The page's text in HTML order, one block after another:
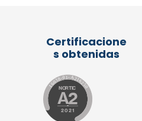
Certificacione
s obtenidas